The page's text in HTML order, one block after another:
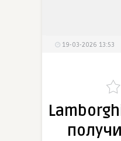
19-03-2026 13:53